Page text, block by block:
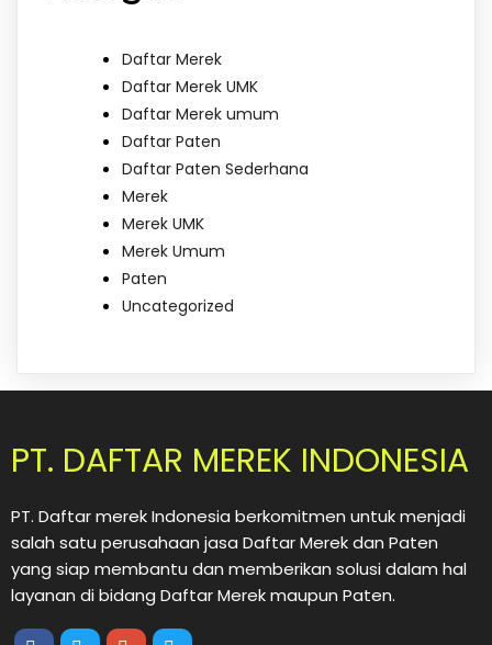
Daftar Merek
Daftar Merek UMK
Daftar Merek umum
Daftar Paten
Daftar Paten Sederhana
Merek
Merek UMK
Merek Umum
Paten
Uncategorized
PT. DAFTAR MEREK INDONESIA
PT. Daftar merek Indonesia berkomitmen untuk menjadi
salah satu perusahaan jasa Daftar Merek dan Paten
yang siap membantu dan memberikan solusi dalam hal
layanan di bidang Daftar Merek maupun Paten.